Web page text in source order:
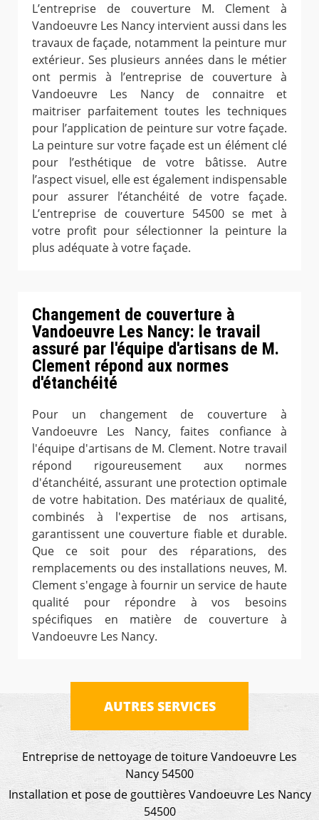
L’entreprise de couverture M. Clement à
Vandoeuvre Les Nancy intervient aussi dans les
travaux de façade, notamment la peinture mur
extérieur. Ses plusieurs années dans le métier
ont permis à l’entreprise de couverture à
Vandoeuvre Les Nancy de connaitre et
maitriser parfaitement toutes les techniques
pour l’application de peinture sur votre façade.
La peinture sur votre façade est un élément clé
pour l’esthétique de votre bâtisse. Autre
l’aspect visuel, elle est également indispensable
pour assurer l’étanchéité de votre façade.
L’entreprise de couverture 54500 se met à
votre profit pour sélectionner la peinture la
plus adéquate à votre façade.
Changement de couverture à
Vandoeuvre Les Nancy: le travail
assuré par l'équipe d'artisans de M.
Clement répond aux normes
d'étanchéité
Pour un changement de couverture à
Vandoeuvre Les Nancy, faites confiance à
l'équipe d'artisans de M. Clement. Notre travail
répond rigoureusement aux normes
d'étanchéité, assurant une protection optimale
de votre habitation. Des matériaux de qualité,
combinés à l'expertise de nos artisans,
garantissent une couverture fiable et durable.
Que ce soit pour des réparations, des
remplacements ou des installations neuves, M.
Clement s'engage à fournir un service de haute
qualité pour répondre à vos besoins
spécifiques en matière de couverture à
Vandoeuvre Les Nancy.
AUTRES SERVICES
Entreprise de nettoyage de toiture Vandoeuvre Les
Nancy 54500
Installation et pose de gouttières Vandoeuvre Les Nancy
54500